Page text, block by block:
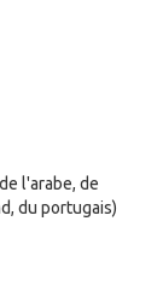
l'arabe, de
du portugais)